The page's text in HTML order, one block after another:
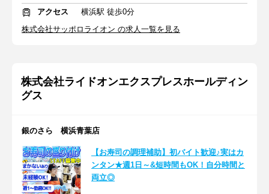
アクセス
横浜駅 徒歩0分
株式会社サッポロライオン の求人一覧を見る
株式会社ライドオンエクスプレスホールディン
グス
銀のさら 横浜青葉店
【お寿司の調理補助】初バイト歓迎♪実はカ
ンタン★週1日～&短時間もOK！自分時間と
両立◎